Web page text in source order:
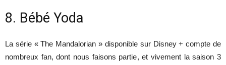
8. Bébé Yoda
La série « The Mandalorian » disponible sur Disney + compte de
nombreux fan, dont nous faisons partie, et vivement la saison 3